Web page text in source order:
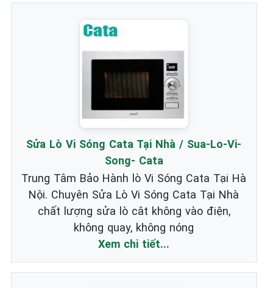
Sửa Lò Vi Sóng Cata Tại Nhà / Sua-Lo-Vi-
Song- Cata
Trung Tâm Bảo Hành lò Vi Sóng Cata Tại Hà
Nội. Chuyên Sửa Lò Vi Sóng Cata Tại Nhà
chất lượng sửa lò cât không vào điện,
không quay, không nóng
Xem chi tiết...